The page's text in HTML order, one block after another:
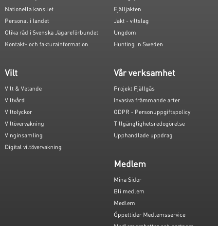
Nationella kansliet
Personal i landet
Olika råd i Svenska Jägareförbundet
Kontakt- och fakturainformation
Fjälljakten
Jakt - viltslag
Ungdom
Hunting in Sweden
Vilt
Vilt & Vetande
Viltvård
Viltolyckor
Viltövervakning
Vinginsamling
Digital viltövervakning
Vår verksamhet
Projekt Fjällgås
Invasiva främmande arter
GDPR - Personuppgiftspolicy
Tillgänglighetsredogörelse
Upphandlade uppdrag
Medlem
Mina Sidor
Bli medlem
Medlem
Öppettider Medlemsservice